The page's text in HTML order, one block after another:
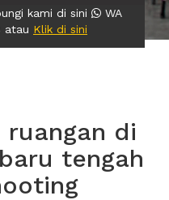
kami di sini
WA
atau Klik di sini
ruangan di
tengah